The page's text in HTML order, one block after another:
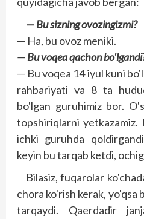
— Bu sizning ovozingizmi?
— Ha, bu ovoz meniki.
— Bu voqea qachon
— Bu voqea 14 iyul kuni
rahbariyati va 8 ta
bo'lgan guruhimiz bor.
topshiriqlarni yetkazamiz.
ichki guruhda
keyin bu tarqab ketdi,
Bilasiz, fuqarolar
chora ko'rish kerak, yo'qsa
tarqaydi. Qaerdadir